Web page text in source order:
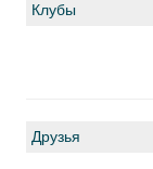
Клубы
Друзья